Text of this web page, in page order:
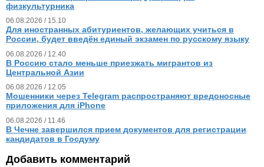
физкультурника
06.08.2026 / 15.10
Для иностранных абитуриентов, желающих учиться в
России, будет введён единый экзамен по русскому языку
06.08.2026 / 12.40
В Россию стало меньше приезжать мигрантов из
Центральной Азии
06.08.2026 / 12.05
Мошенники через Telegram распространяют вредоносные
приложения для iPhone
06.08.2026 / 11.46
В Чечне завершился прием документов для регистрации
кандидатов в Госдуму
Добавить комментарий